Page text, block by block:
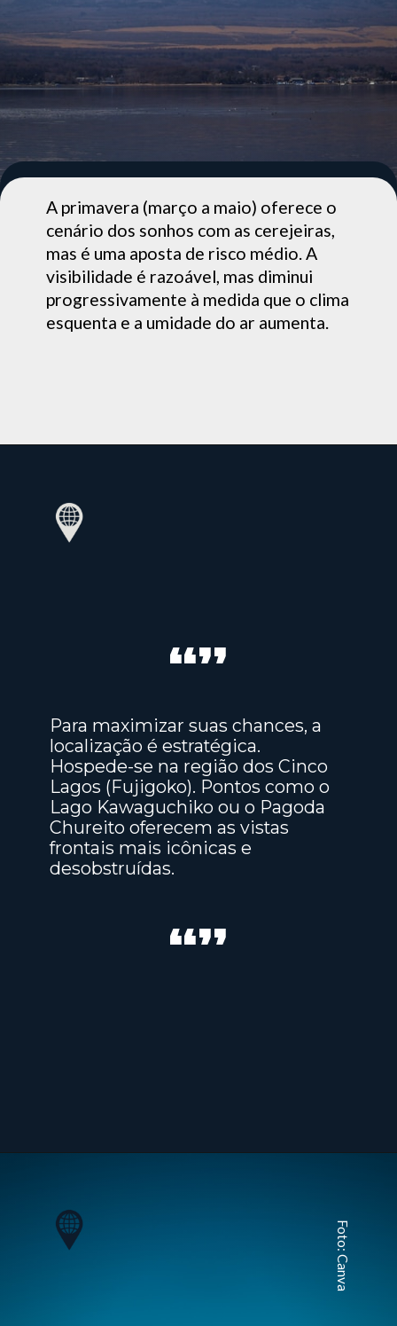
A primavera (março a maio) oferece o
cenário dos sonhos com as cerejeiras,
mas é uma aposta de risco médio. A
visibilidade é razoável, mas diminui
progressivamente à medida que o clima
esquenta e a umidade do ar aumenta.
Para maximizar suas chances, a
localização é estratégica.
Hospede-se na região dos Cinco
Lagos (Fujigoko). Pontos como o
Lago Kawaguchiko ou o Pagoda
Chureito oferecem as vistas
frontais mais icônicas e
desobstruídas.
“”
“”
Foto: Canva